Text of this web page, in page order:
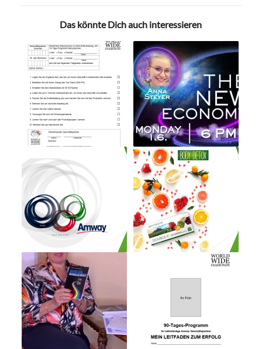
Das könnte Dich auch interessieren